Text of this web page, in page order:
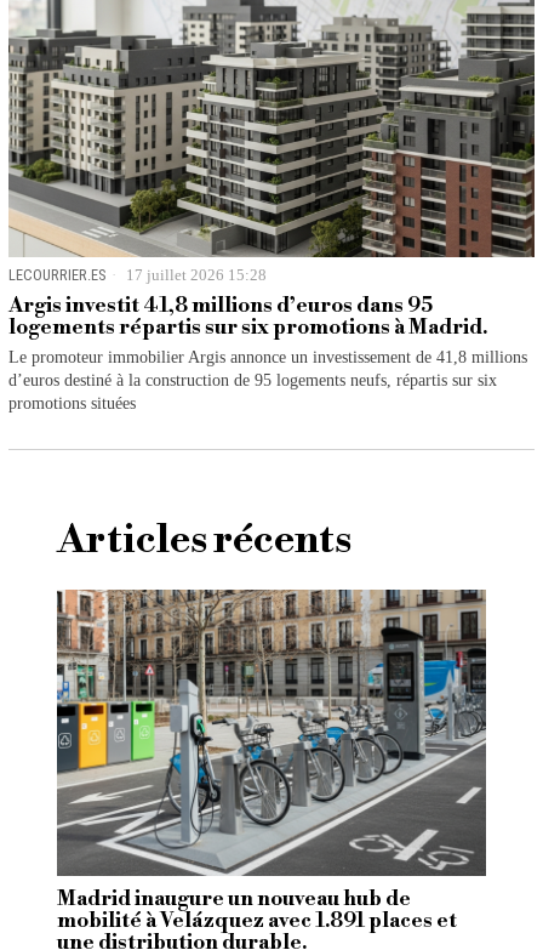
LECOURRIER.ES 17 juillet 2026 15:28
Argis investit 41,8 millions d’euros dans 95
logements répartis sur six promotions à Madrid.
Le promoteur immobilier Argis annonce un investissement de 41,8 millions
d’euros destiné à la construction de 95 logements neufs, répartis sur six
promotions situées
Articles récents
Madrid inaugure un nouveau hub de
mobilité à Velázquez avec 1.891 places et
une distribution durable.